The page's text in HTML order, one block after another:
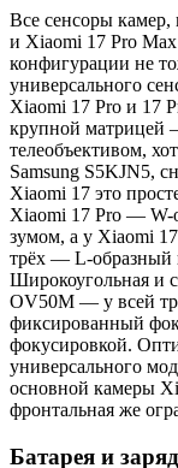
Все сенсоры
и Xiaomi 17 Pro
конфигурации не
универсального
Xiaomi 17 Pro и 17
крупной матрицей
телеобъективом,
Samsung S5KJN5,
Xiaomi 17 это
Xiaomi 17 Pro — W-
зумом, а у Xiaomi
трёх — L-образный
Широкоугольная и
OV50M — у всей
фиксированный
фокусировкой.
универсального
основной камеры
фронтальная же
Батарея и